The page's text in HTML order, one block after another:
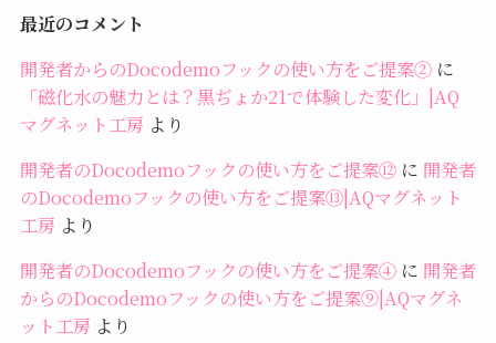
最近のコメント
開発者からのDocodemoフックの使い方をご提案②に
「磁化水の魅力とは？黒ぢょか21で体験した変化」|AQ
マグネット工房 より
開発者のDocodemoフックの使い方をご提案⑫に 開発者
のDocodemoフックの使い方をご提案⑬|AQマグネット
工房 より
開発者のDocodemoフックの使い方をご提案④に 開発者
からのDocodemoフックの使い方をご提案⑨|AQマグネ
ット工房 より